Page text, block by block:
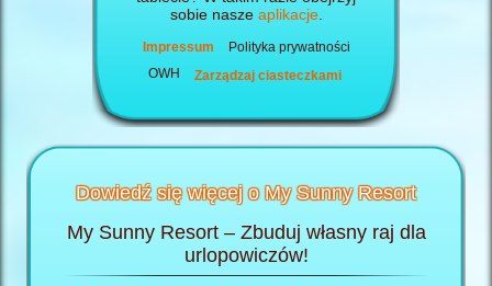
sobie nasze aplikacje.
Impressum
Polityka prywatności
OWH
Zarządzaj ciasteczkami
Dowiedź się więcej o My Sunny Resort
My Sunny Resort – Zbuduj własny raj dla
urlopowiczów!